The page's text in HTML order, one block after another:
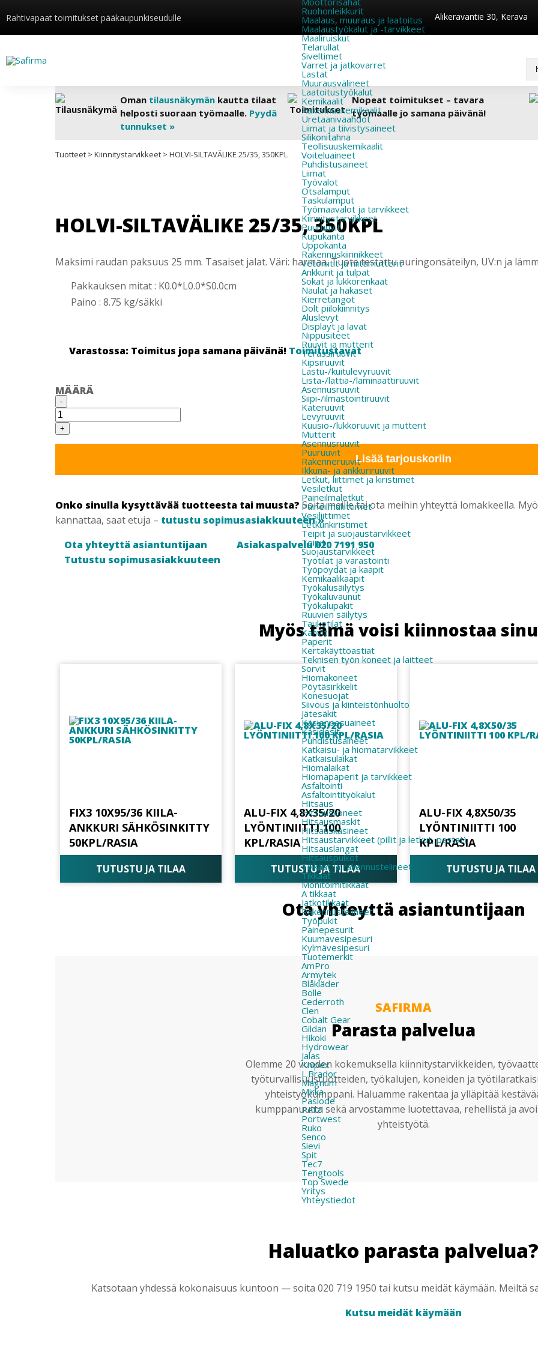
Rahtivapaat toimitukset pääkaupunkiseudulle Alikeravantie 30, Kerava
Ruohonleikkurit
Maalaus, muuraus ja laatoitus
Maalaustyökalut ja -tarvikkeet
Maaliruiskut
Telarullat
Siveltimet
Varret ja jatkovarret
Lastat
Muurausvälineet
Laatoitustyökalut
Kemikaalit
Rakennuskemikaalit
Uretaanivaahdot
Liimat ja tiivistysaineet
Silikonitahna
Teollisuuskemikaalit
Voiteluaineet
Puhdistusaineet
Liimat
Työvalot
Otsalamput
Taskulamput
Työmaavalot ja tarvikkeet
Kiinnitys­tarvikkeet
Puuruuvit
Kupukanta
Uppokanta
Rakennuskiinnikkeet
Vetoniitit ja niittimutterit
Ankkurit ja tulpat
Sokat ja lukkorenkaat
Naulat ja hakaset
Kierretangot
Dolt piilokiinnitys
Aluslevyt
Displayt ja lavat
Nippusiteet
Ruuvit ja mutterit
Terassiruuvit
Kipsiruuvit
Lastu-/kuitulevyruuvit
Lista-/lattia-/laminaattiruuvit
Asennusruuvit
Siipi-/ilmastointiruuvit
Kateruuvit
Levyruuvit
Kuusio-/lukkoruuvit ja mutterit
Mutterit
Asennusruuvit
Puuruuvit
Rakenneruuvit
Ikkuna- ja ankkuriruuvit
Letkut, liittimet ja kiristimet
Vesiletkut
Paineilmaletkut
Paineilmaliittimet
Vesiliittimet
Letkunkiristimet
Teipit ja suojaustarvikkeet
Teipit
Suojaustarvikkeet
Työtilat ja varastointi
Työpöydät ja kaapit
Kemikaalikaapit
Työkalusäilytys
Työkaluvaunut
Työkalupakit
Ruuvien säilytys
Taukotilat
Kahvit
Paperit
Kertakäyttöastiat
Teknisen työn koneet ja laitteet
Sorvit
Hiomakoneet
Pöytäsirkkelit
Konesuojat
Siivous ja kiinteistönhuolto
Jätesäkit
Käsienpesuaineet
Käsidesit
Puhdistusaineet
Katkaisu- ja hiomatarvikkeet
Katkaisulaikat
Hiomalaikat
Hiomapaperit ja tarvikkeet
Asfaltointi
Asfaltointityökalut
Hitsaus
Hitsauskoneet
Hitsausmaskit
Hitsauskäsineet
Hitsaustarvikkeet (pillit ja letkut, pastat)
Hitsauslangat
Hitsauspuikot
Tikkaat ja rakennustelineet
Tikkaat
Monitoimitikkaat
A tikkaat
Jatkotikkaat
Rakennustelineet
Työpukit
Painepesurit
Kuumavesipesuri
Kylmävesipesuri
Tuotemerkit
AmPro
Armytek
Blåkläder
Bolle
Cederroth
Clen
Cobalt Gear
Gildan
Hikoki
Hydrowear
Jalas
Knipex
L.Brador
Magnum
Mirka
Paslode
Petzl
Portwest
Ruko
Senco
Sievi
Spit
Tec7
Tengtools
Top Swede
Yritys
Yhteystiedot
Oman tilausnäkymänkautta tilaat
helposti suoraan työmaalle. Pyydä
tunnukset »
Nopeat toimitukset – tavara
työmaalle jo samana päivänä!
Tuotteet > Kiinnitys­tarvikkeet > HOLVI-SILTAVÄLIKE 25/35, 350KPL
HOLVI-SILTAVÄLIKE 25/35, 350KPL
Maksimi raudan paksuus 25 mm. Tasaiset jalat. Väri: harmaa. Tuote testattu auringonsäteilyn, UV:n ja
Pakkauksen mitat : K0.0*L0.0*S0.0cm
Paino : 8.75 kg/säkki
Varastossa: Toimitus jopa samana päivänä! Toimitustavat
MÄÄRÄ
HOLVI-
SILTAVÄLIKE
25/35,
350KPL
määrä
-
+
Lisää tarjouskoriin
Onko sinulla kysyttävää tuotteesta tai muusta? Soita meille tai ota meihin yhteyttä lomakkeella.
kannattaa, saat etuja – tutustu sopimusasiakkuuteen »
Ota yhteyttä asiantuntijaan
Asiakaspalvelu 020 7191 950
Tutustu sopimusasiakkuuteen
Myös tämä voisi kiinnostaa
FIX3 10X95/36 KIILA-
ANKKURI SÄHKÖSINKITTY
50KPL/RASIA
TUTUSTU JA TILAA
ALU-FIX 4,8X35/20
LYÖNTINIITTI 100
KPL/RASIA
TUTUSTU JA TILAA
ALU-FIX 4,8X50/35
LYÖNTINIITTI 100
KPL/RASIA
TUTUSTU JA TILAA
Ota yhteyttä asiantuntijaan
SAFIRMA
Parasta palvelua
Olemme 20 vuoden kokemuksella kiinnitystarvikkeiden,
työturvallisuustuotteiden, työkalujen, koneiden ja
yhteistyökumppani. Haluamme rakentaa ja ylläpitää
kumppanuutta sekä arvostamme luotettavaa, rehellistä ja
yhteistyötä.
Haluatko parasta palvelua?
Katsotaan yhdessä kokonaisuus kuntoon — soita 020 719 1950 tai kutsu meidät käymään. Meiltä
Kutsu meidät käymään